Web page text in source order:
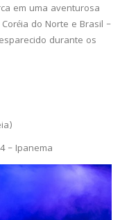
em uma aventurosa
do Norte e Brasil –
durante os
– Ipanema